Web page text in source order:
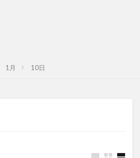
1月 10日